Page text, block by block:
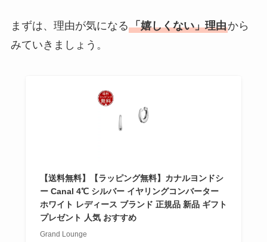
まずは、理由が気になる「嬉しくない」理由から
みていきましょう。
【送料無料】【ラッピング無料】カナルヨンドシ
ー Canal 4℃ シルバー イヤリングコンバーター
ホワイト レディース ブランド 正規品 新品 ギフト
プレゼント 人気 おすすめ
Grand Lounge